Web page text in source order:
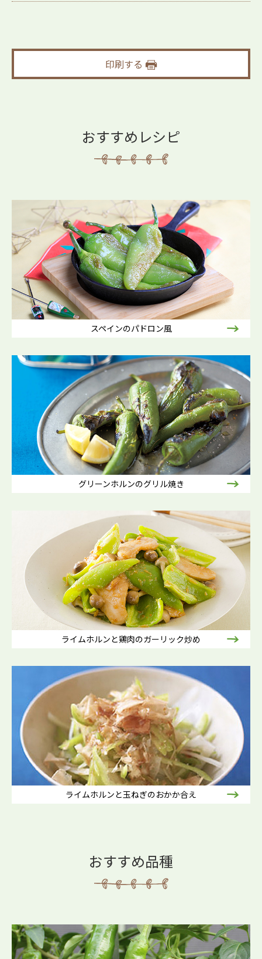
印刷する
おすすめレシピ
スペインのパドロン風
グリーンホルンのグリル焼き
ライムホルンと鶏肉のガーリック炒め
ライムホルンと玉ねぎのおかか合え
おすすめ品種